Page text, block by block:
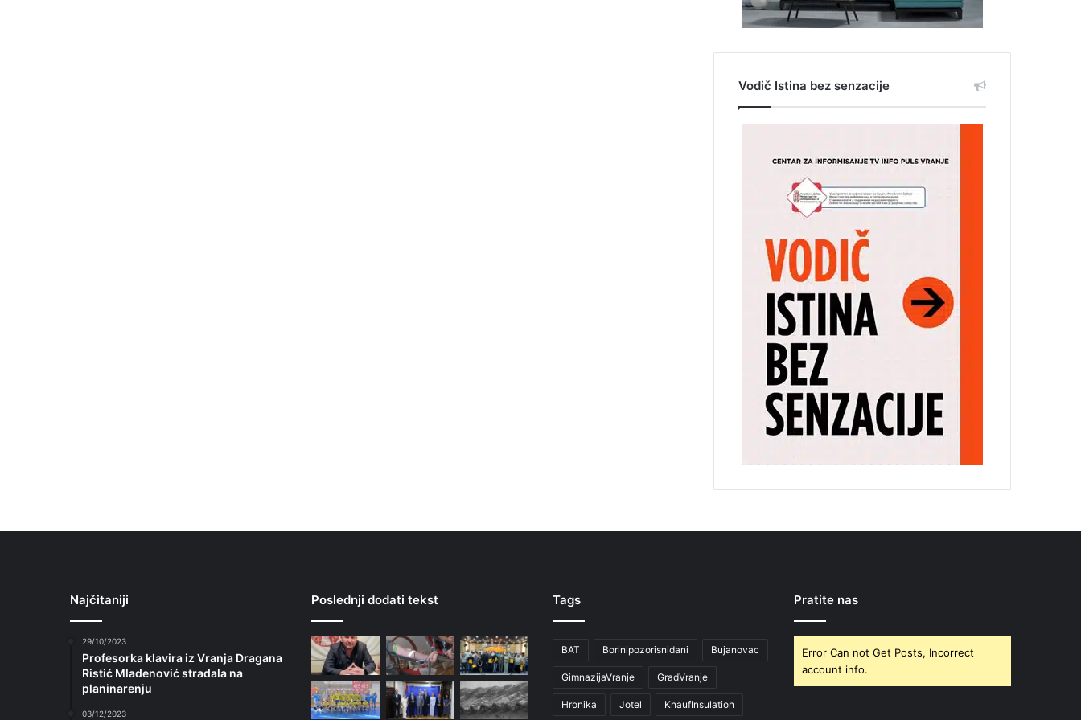
Vodič Istina bez senzacije
Najčitaniji
29/10/2023
Profesorka klavira iz Vranja Dragana
Ristić Mladenović stradala na
planinarenju
03/12/2023
Poslednji dodati tekst Tags
BAT Borinipozorisnidani Bujanovac
GimnazijaVranje GradVranje
Hronika Jotel KnaufInsulation
Pratite nas
Error Can not Get Posts, Incorrect
account info.